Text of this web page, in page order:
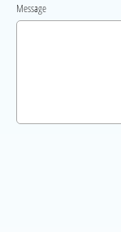
Message